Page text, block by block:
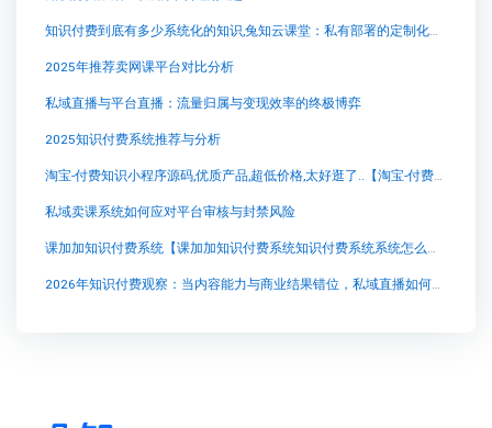
知识付费到底有多少系统化的知识,兔知云课堂：私有部署的定制化知识付费系统
2025年推荐卖网课平台对比分析
私域直播与平台直播：流量归属与变现效率的终极博弈
2025知识付费系统推荐与分析
淘宝-付费知识小程序源码,优质产品,超低价格,太好逛了..【淘宝-付费知识小程序源码,优质产品,超低价格,太好逛了..知识付费系统系统怎么制作，知识付费系统搭建使用教程】
私域卖课系统如何应对平台审核与封禁风险
课加加知识付费系统【课加加知识付费系统知识付费系统系统怎么制作，知识付费系统搭建使用教程】
2026年知识付费观察：当内容能力与商业结果错位，私域直播如何重塑价值兑现路径